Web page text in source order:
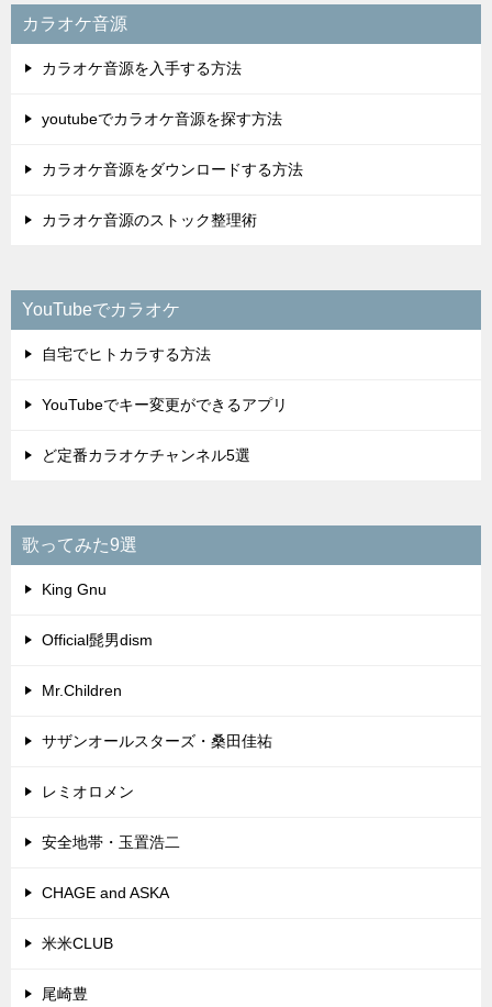
カラオケ音源
カラオケ音源を入手する方法
youtubeでカラオケ音源を探す方法
カラオケ音源をダウンロードする方法
カラオケ音源のストック整理術
YouTubeでカラオケ
自宅でヒトカラする方法
YouTubeでキー変更ができるアプリ
ど定番カラオケチャンネル5選
歌ってみた9選
King Gnu
Official髭男dism
Mr.Children
サザンオールスターズ・桑田佳祐
レミオロメン
安全地帯・玉置浩二
CHAGE and ASKA
米米CLUB
尾崎豊